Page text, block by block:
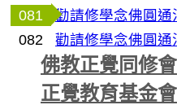
081
勸請修學念佛圓通
082
勸請修學念佛圓通
佛教正覺同修會
正覺教育基金會